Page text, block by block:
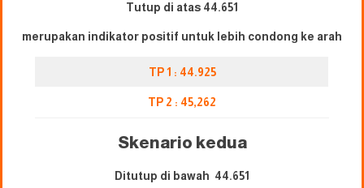
Tutup di atas 44.651
merupakan indikator positif untuk lebih condong ke arah
TP 1 : 44.925
TP 2 : 45,262
Skenario kedua
Ditutup di bawah 44.651